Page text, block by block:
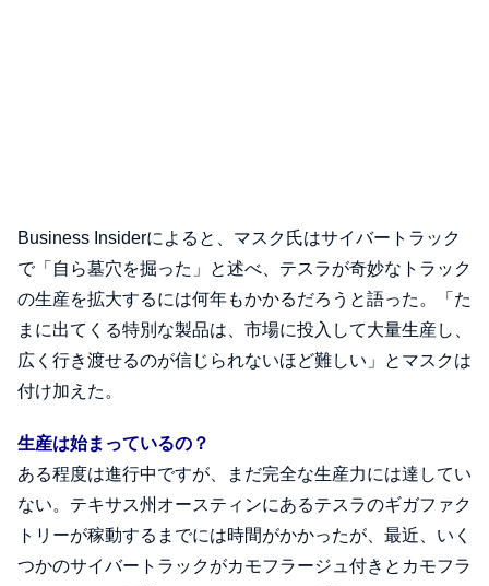
Business Insiderによると、マスク氏はサイバートラック
で「自ら墓穴を掘った」と述べ、テスラが奇妙なトラック
の生産を拡大するには何年もかかるだろうと語った。「た
まに出てくる特別な製品は、市場に投入して大量生産し、
広く行き渡せるのが信じられないほど難しい」とマスクは
付け加えた。
生産は始まっているの？
ある程度は進行中ですが、まだ完全な生産力には達してい
ない。テキサス州オースティンにあるテスラのギガファク
トリーが稼動するまでには時間がかかったが、最近、いく
つかのサイバートラックがカモフラージュ付きとカモフラ